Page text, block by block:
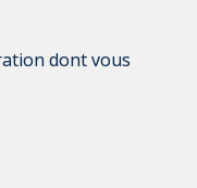
dont vous